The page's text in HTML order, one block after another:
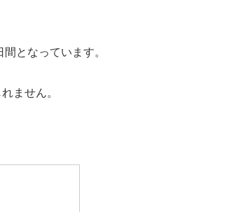
となっています。
ません。